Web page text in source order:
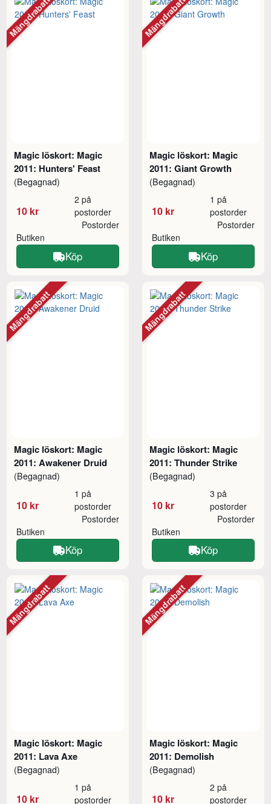
Magic löskort: Magic
2011: Hunters' Feast
(Begagnad)
10 kr
2 på
postorder
Butiken
Postorder
Köp
Mängdrabatt
Magic löskort: Magic
2011: Giant Growth
(Begagnad)
10 kr
1 på
postorder
Butiken
Postorder
Köp
Mängdrabatt
Magic löskort: Magic
2011: Awakener Druid
(Begagnad)
10 kr
1 på
postorder
Butiken
Postorder
Köp
Mängdrabatt
Magic löskort: Magic
2011: Thunder Strike
(Begagnad)
10 kr
3 på
postorder
Butiken
Postorder
Köp
Mängdrabatt
Magic löskort: Magic
2011: Lava Axe
(Begagnad)
10 kr
1 på
postorder
Mängdrabatt
Magic löskort: Magic
2011: Demolish
(Begagnad)
10 kr
2 på
postorder
Mängdrabatt